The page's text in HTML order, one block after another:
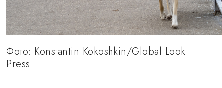
Фото: Konstantin Kokoshkin/Global Look
Press